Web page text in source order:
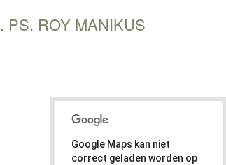
PS. ROY MANIKUS
Google Maps kan niet
correct geladen worden op